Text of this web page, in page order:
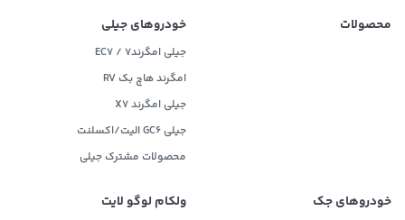
محصولات خودروهای جیلی
جیلی امگرند۷ / EC7
امگرند هاچ بک RV
جیلی امگرند X7
جیلی GC6 الیت/اکسلنت
محصولات مشترک جیلی
خودروهای جک ولکام لوگو لایت